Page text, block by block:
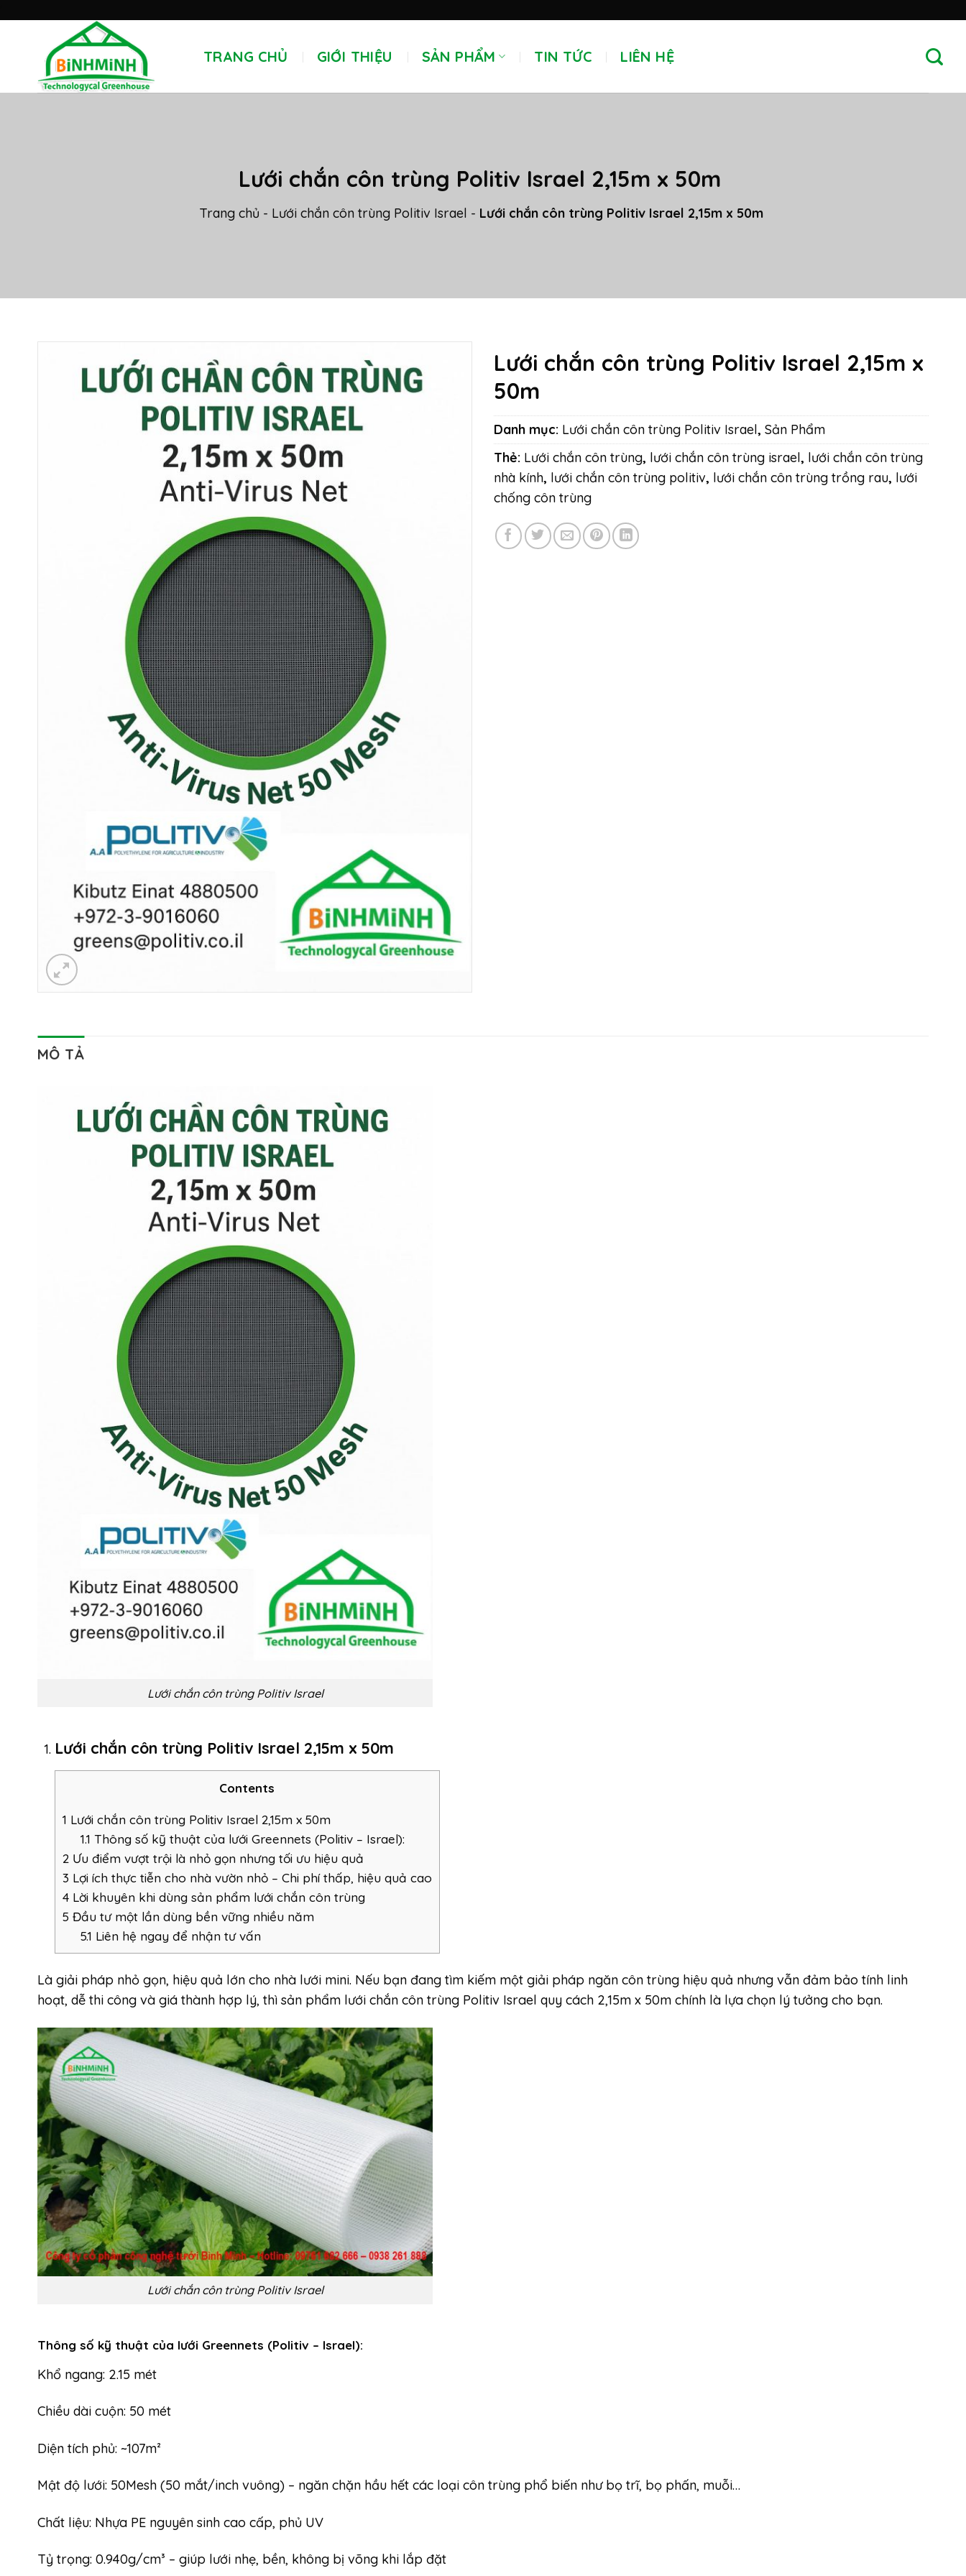
TRANG CHỦ GIỚI THIỆU SẢN PHẨM TIN TỨC LIÊN HỆ
Lưới chắn côn trùng Politiv Israel 2,15m x 50m
Trang chủ - Lưới chắn côn trùng Politiv Israel - Lưới chắn côn trùng Politiv Israel 2,15m x 50m
Lưới chắn côn trùng Politiv Israel 2,15m x
50m
Danh mục: Lưới chắn côn trùng Politiv Israel, Sản Phẩm
Thẻ: Lưới chắn côn trùng, lưới chắn côn trùng israel, lưới chắn côn trùng
nhà kính, lưới chắn côn trùng politiv, lưới chắn côn trùng trồng rau, lưới
chống côn trùng
MÔ TẢ
Lưới chắn côn trùng Politiv Israel
Lưới chắn côn trùng Politiv Israel 2,15m x 50m
Contents
1 Lưới chắn côn trùng Politiv Israel 2,15m x 50m
1.1 Thông số kỹ thuật của lưới Greennets (Politiv – Israel):
2 Ưu điểm vượt trội là nhỏ gọn nhưng tối ưu hiệu quả
3 Lợi ích thực tiễn cho nhà vườn nhỏ – Chi phí thấp, hiệu quả cao
4Lời khuyên khi dùng sản phẩm lưới chắn côn trùng
5 Đầu tư một lần dùng bền vững nhiều năm
5.1 Liên hệ ngay để nhận tư vấn
Là giải pháp nhỏ gọn, hiệu quả lớn cho nhà lưới mini. Nếu bạn đang tìm kiếm một giải pháp ngăn côn trùng hiệu quả nhưng vẫn đảm bảo tính linh
hoạt, dễ thi công và giá thành hợp lý, thì sản phẩm lưới chắn côn trùng Politiv Israel quy cách 2,15m x 50m chính là lựa chọn lý tưởng cho bạn.
Lưới chắn côn trùng Politiv Israel
Thông số kỹ thuật của lưới Greennets (Politiv – Israel):
Khổ ngang: 2.15 mét
Chiều dài cuộn: 50 mét
Diện tích phủ: ~107m²
Mật độ lưới: 50Mesh (50 mắt/inch vuông) – ngăn chặn hầu hết các loại côn trùng phổ biến như bọ trĩ, bọ phấn, muỗi…
Chất liệu: Nhựa PE nguyên sinh cao cấp, phủ UV
Tỷ trọng: 0.940g/cm³ – giúp lưới nhẹ, bền, không bị võng khi lắp đặt